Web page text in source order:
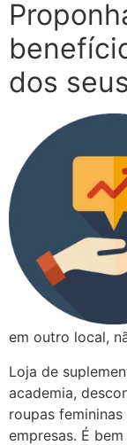
dos
em outro local,
Loja de
academia,
roupas
empresas. É